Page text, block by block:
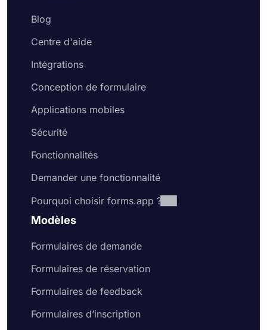
Blog
Centre d'aide
Intégrations
Conception de formulaire
Applications mobiles
Sécurité
Fonctionnalités
Demander une fonctionnalité
Pourquoi choisir forms.app ?
Modèles
Formulaires de demande
Formulaires de réservation
Formulaires de feedback
Formulaires d’inscription